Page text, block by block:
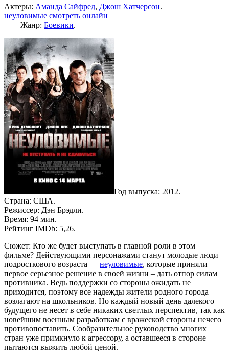
Актеры: Аманда Сайфред, Джош Хатчерсон.
неуловимые смотреть онлайн
Жанр: Боевики.
Год выпуска: 2012.
Страна: США.
Режиссер: Дэн Брэдли.
Время: 94 мин.
Рейтинг IMDb: 5,26.
Сюжет: Кто же будет выступать в главной роли в этом
фильме? Действующими персонажами станут молодые люди
подросткового возраста — неуловимые, которые приняли
первое серьезное решение в своей жизни – дать отпор силам
противника. Ведь поддержки со стороны ожидать не
приходится, поэтому все надежды жители родного города
возлагают на школьников. Но каждый новый день далекого
будущего не несет в себе никаких светлых перспектив, так как
новейшим военным разработкам с вражеской стороны нечего
противопоставить. Сообразительное руководство многих
стран уже примкнуло к агрессору, а оставшееся в стороне
пытаются выжить любой ценой.